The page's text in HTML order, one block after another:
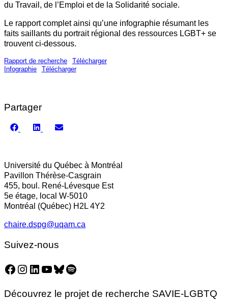
du Travail, de l’Emploi et de la Solidarité sociale.
Le rapport complet ainsi qu’une infographie résumant les
faits saillants du portrait régional des ressources LGBT+ se
trouvent ci-dessous.
Rapport de recherche
Télécharger
Infographie
Télécharger
Partager
Share
ShareShare
Université du Québec à Montréal
Pavillon Thérèse-Casgrain
455, boul. René-Lévesque Est
5e étage, local W-5010
Montréal (Québec) H2L 4Y2
chaire.dspg@uqam.ca
Suivez-nous
Facebook
Instagram
LinkedIn
YouTube
Bluesky
Spotify
Découvrez le projet de recherche SAVIE-LGBTQ